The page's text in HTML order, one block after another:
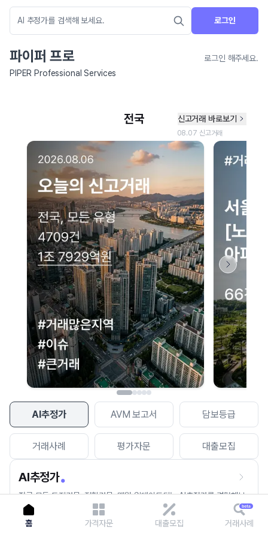
로그인
파이퍼 프로
로그인 해주세요.
PIPER Professional Services
AI추정가 AVM 보고서 담보등급
거래사례 평가자문 대출모집
AI추정가
전국 모든 토지건물, 집합건물, 매월 업데이트되는 AI추정가를 경험해보
세요.
네이버 지도 연결 안내
현재 네이버 지도 연결이 원활하지 않아 지도를 불러올 수 없습니다.
이용에 불편을 드려 죄송합니다.
다시 시도
홈 가격자문 대출모집 거래사례